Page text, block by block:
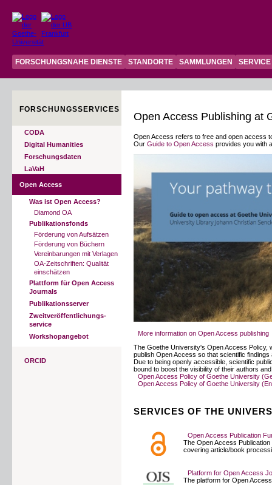
FORSCHUNGSNAHE DIENSTE STANDORTE SAMMLUNGEN SERVICE
FORSCHUNGSSERVICES
CODA
Digital Humanities
Forschungsdaten
LaVaH
Open Access
Was ist Open Access?
Diamond OA
Publikationsfonds
Förderung von Aufsätzen
Förderung von Büchern
Vereinbarungen mit Verlagen
OA-Zeitschriften: Qualität
einschätzen
Plattform für Open Access
Journals
Publikationsserver
Zweitveröffentlichungs-
service
Workshopangebot
ORCID
Open Access Publishing at
Open Access refers to free and open access
Our Guide to Open Access provides you with
More information on Open Access publishing
The Goethe University's Open Access Policy,
publish Open Access so that scientific
Due to being openly accessible, scientific
bound to boost the visibility of their authors
Open Access Policy of Goethe University
Open Access Policy of Goethe University
SERVICES OF THE
Open Access Publication
The Open Access
covering article/book
Platform for Open Access
The platform for Open